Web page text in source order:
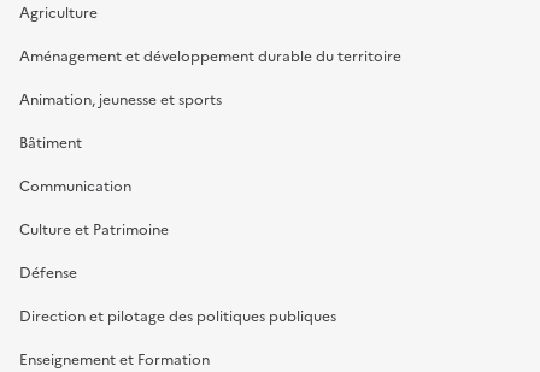
Agriculture
Aménagement et développement durable du territoire
Animation, jeunesse et sports
Bâtiment
Communication
Culture et Patrimoine
Défense
Direction et pilotage des politiques publiques
Enseignement et Formation